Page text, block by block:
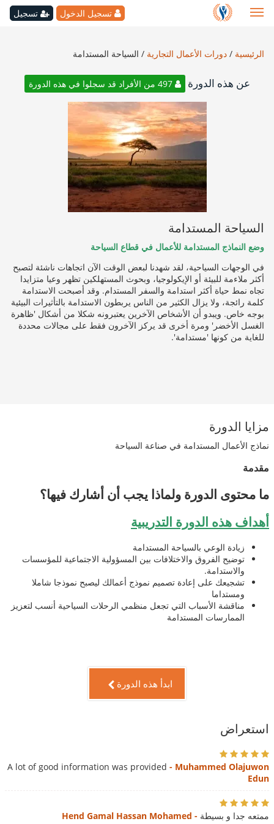
تسجيل الدخول تسجيل
الرئيسية / دورات الأعمال التجارية / السياحة المستدامة
عن هذه الدورة 497 من الأفراد قد سجلوا في هذه الدورة
السياحة المستدامة
وضع النماذج المستدامة للأعمال في قطاع السياحة
في الوجهات السياحية، لقد شهدنا لبعض الوقت الآن اتجاهات ناشئة لتصبح
أكثر ملاءمة للبيئة أو الإيكولوجيا، وبحوث المستهلكين تظهر وعيا متزايدا
تجاه نمط حياة أكثر استدامة والسفر المستدام. وقد أصبحت الاستدامة
كلمة رائجة، ولا يزال الكثير من الناس يربطون الاستدامة بالتأثيرات البيئية
بوجه خاص. ويبدو أن الأشخاص الآخرين يعتبرونه شكلا من أشكال 'ظاهرة
الغسل الأخضر' ومرة أخرى قد يركز الآخرون فقط على مجالات محددة
للغاية من كونها 'مستدامة'.
مزايا الدورة
نماذج الأعمال المستدامة في صناعة السياحة
مقدمة
ما محتوى الدورة ولماذا يجب أن أشارك فيها؟
أهداف هذه الدورة التدريبية
زيادة الوعي بالسياحة المستدامة
توضيح الفروق والاختلافات بين المسؤولية الاجتماعية للمؤسسات
والاستدامة.
تشجيعك على إعادة تصميم نموذج أعمالك ليصبح نموذجا شاملا
ومستداما
مناقشة الأسباب التي تجعل منظمي الرحلات السياحية أنسب لتعزيز
الممارسات المستدامة
ابدأ هذه الدورة
استعراض
A lot of good information was provided - Muhammed Olajuwon
Edun
ممتعه جدا و بسيطة - Hend Gamal Hassan Mohamed